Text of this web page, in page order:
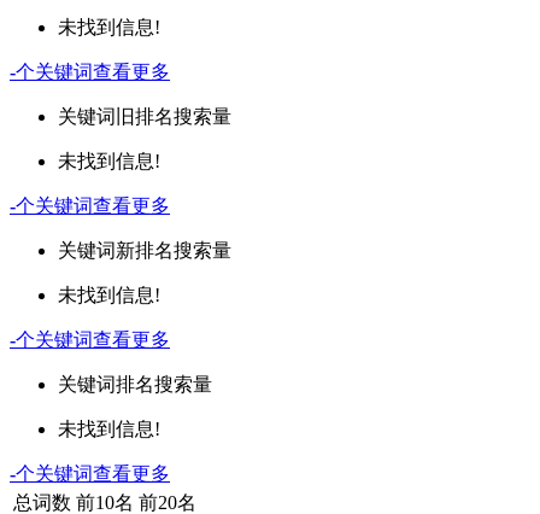
未找到信息!
-个关键词查看更多
关键词 旧排名搜索量
未找到信息!
-个关键词查看更多
关键词新排名搜索量
未找到信息!
-个关键词查看更多
关键词排名搜索量
未找到信息!
-个关键词查看更多
总词数 前10名 前20名